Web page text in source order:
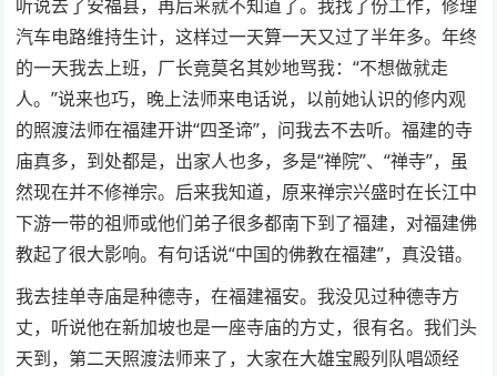
听说去了安福县，再后来就不知道了。我找了份工作，修理
汽车电路维持生计，这样过一天算一天又过了半年多。年终
的一天我去上班，厂长竟莫名其妙地骂我：“不想做就走
人。”说来也巧，晚上法师来电话说，以前她认识的修内观
的照渡法师在福建开讲“四圣谛”，问我去不去听。福建的寺
庙真多，到处都是，出家人也多，多是“禅院”、“禅寺”，虽
然现在并不修禅宗。后来我知道，原来禅宗兴盛时在长江中
下游一带的祖师或他们弟子很多都南下到了福建，对福建佛
教起了很大影响。有句话说“中国的佛教在福建”，真没错。
我去挂单寺庙是种德寺，在福建福安。我没见过种德寺方
丈，听说他在新加坡也是一座寺庙的方丈，很有名。我们头
天到，第二天照渡法师来了，大家在大雄宝殿列队唱颂经